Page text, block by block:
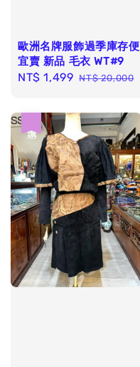
歐洲名牌服飾過季庫存便
宜賣 新品 毛衣 WT#9
Sale
NT$ 1,499 Regular
NT$ 20,000